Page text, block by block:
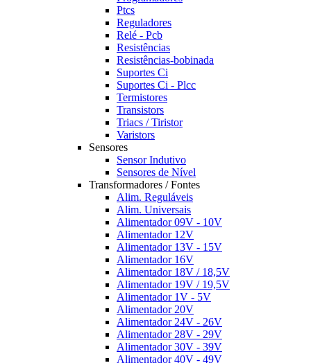
Ptcs
Reguladores
Relé - Pcb
Resistências
Resistências-bobinada
Suportes Ci
Suportes Ci - Plcc
Termistores
Transistors
Triacs / Tiristor
Varistors
Sensores
Sensor Indutivo
Sensores de Nível
Transformadores / Fontes
Alim. Reguláveis
Alim. Universais
Alimentador 09V - 10V
Alimentador 12V
Alimentador 13V - 15V
Alimentador 16V
Alimentador 18V / 18,5V
Alimentador 19V / 19,5V
Alimentador 1V - 5V
Alimentador 20V
Alimentador 24V - 26V
Alimentador 28V - 29V
Alimentador 30V - 39V
Alimentador 40V - 49V